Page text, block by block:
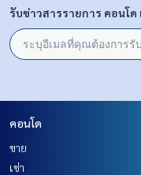
รับข่าวสารรายการ คอนโด
คอนโด
ขาย
เช่า